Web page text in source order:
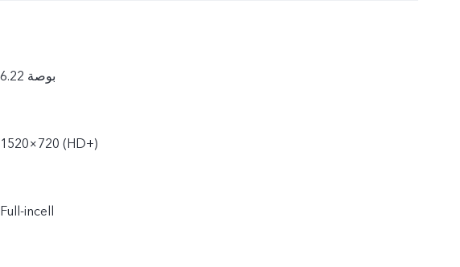
1520×720 (HD+‎)
Full-incell